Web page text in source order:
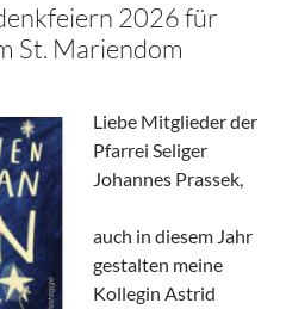
2026 für
St. Mariendom
Liebe Mitglieder der
Pfarrei Seliger
Johannes Prassek,
auch in diesem Jahr
gestalten meine
Kollegin Astrid